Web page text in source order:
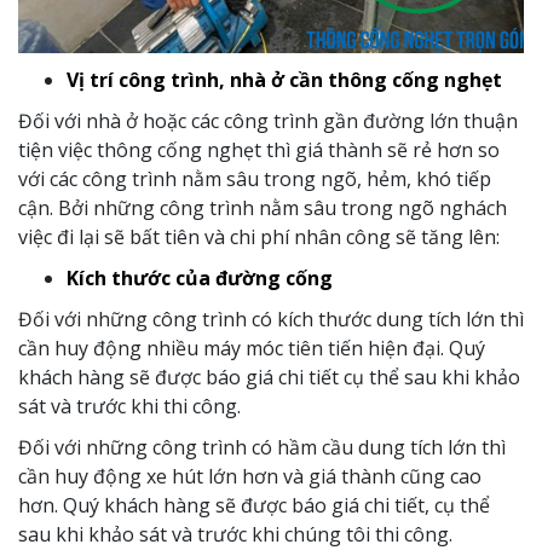
Vị trí công trình, nhà ở cần thông cống nghẹt
Đối với nhà ở hoặc các công trình gần đường lớn thuận
tiện việc thông cống nghẹt thì giá thành sẽ rẻ hơn so
với các công trình nằm sâu trong ngõ, hẻm, khó tiếp
cận. Bởi những công trình nằm sâu trong ngõ nghách
việc đi lại sẽ bất tiên và chi phí nhân công sẽ tăng lên:
Kích thước của đường cống
Đối với những công trình có kích thước dung tích lớn thì
cần huy động nhiều máy móc tiên tiến hiện đại. Quý
khách hàng sẽ được báo giá chi tiết cụ thể sau khi khảo
sát và trước khi thi công.
Đối với những công trình có hầm cầu dung tích lớn thì
cần huy động xe hút lớn hơn và giá thành cũng cao
hơn. Quý khách hàng sẽ được báo giá chi tiết, cụ thể
sau khi khảo sát và trước khi chúng tôi thi công.